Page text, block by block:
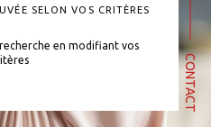
CONTACT
SELON VOS CRITÈRES
en modifiant vos